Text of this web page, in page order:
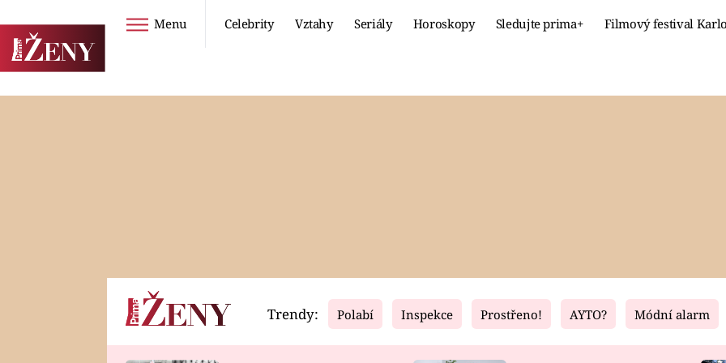
Menu Celebrity Vztahy Seriály Horoskopy Sledujte prima+ Filmový festival
Horoskopy Video Fresh Living
Trendy: Polabí Inspekce Prostřeno! AYTO? Módní alarm